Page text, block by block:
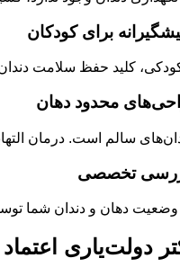
کلید حفظ سلامت
سالم است. درمان
دهان و دندان شما
دولت‌یاری